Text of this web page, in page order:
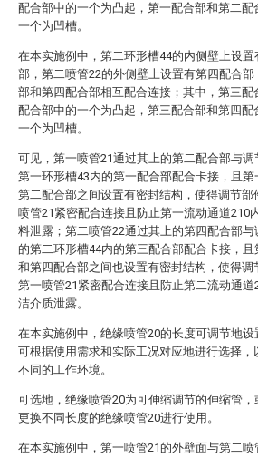
配合部中的一个为凸起，第一配合部和第二配
一个为凹槽。
在本实施例中，第二环形槽44的内侧壁上设置
部，第二喷管22的外侧壁上设置有第四配合部
部和第四配合部相互配合连接；其中，第三配
配合部中的一个为凸起，第三配合部和第四配
一个为凹槽。
可见，第一喷管21通过其上的第二配合部与调
第一环形槽43内的第一配合部配合卡接，且第
第二配合部之间设置有密封结构，使得调节部
喷管21紧密配合连接且防止第一流动通道210
料泄露；第二喷管22通过其上的第四配合部与
的第二环形槽44内的第三配合部配合卡接，且
和第四配合部之间也设置有密封结构，使得调
第一喷管21紧密配合连接且防止第二流动通道
洁介质泄露。
在本实施例中，绝缘喷管20的长度可调节地设
可根据使用需求和实际工况对应地进行选择，
不同的工作环境。
可选地，绝缘喷管20为可伸缩调节的伸缩管，
更换不同长度的绝缘喷管20进行使用。
在本实施例中，第一喷管21的外壁面与第二喷